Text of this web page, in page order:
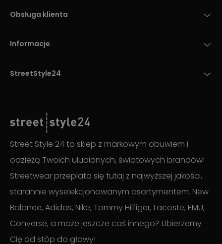
Obsługa klienta
Informacje
StreetStyle24
Street Style 24 to sklep z markowym obuwiem i
odzieżą Twoich ulubionych, światowych brandów!
Streetwear przeplata się tutaj z najwyższej jakości,
starannie wyselekcjonowanym asortymentem. New
Balance, Adidas, Nike, Tommy Hilfiger, Lacoste, EMU,
Converse, a może jeszcze coś innego? Ubierzemy
Cię od stóp do głowy!